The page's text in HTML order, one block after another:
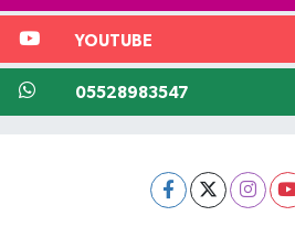
YOUTUBE
05528983547